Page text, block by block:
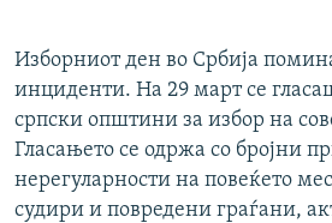
Изборниот ден во Србија
инциденти. На 29 март се
српски општини за избор на
Гласањето се одржа со бројни
нерегуларности на повеќето
судири и повредени граѓани,